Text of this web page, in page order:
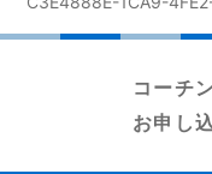
コーチ
お申し